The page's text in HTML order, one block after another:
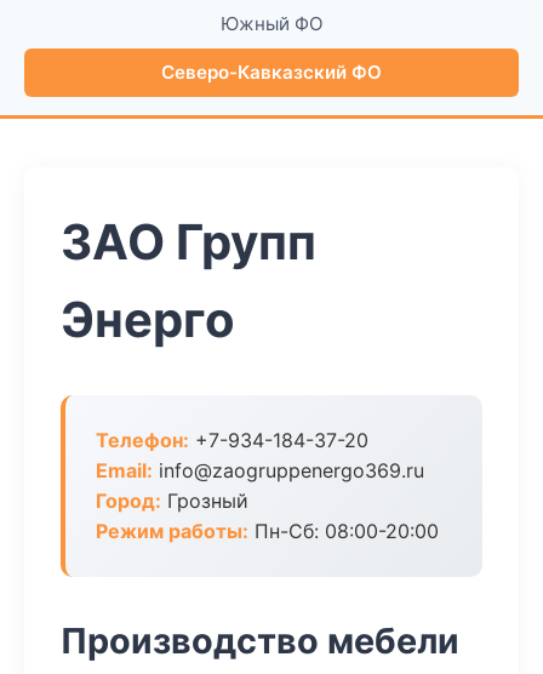
Южный ФО
Северо-Кавказский ФО
ЗАО Групп
Энерго
Телефон: +7-934-184-37-20
Email: info@zaogruppenergo369.ru
Город: Грозный
Режим работы: Пн-Сб: 08:00-20:00
Производство мебели